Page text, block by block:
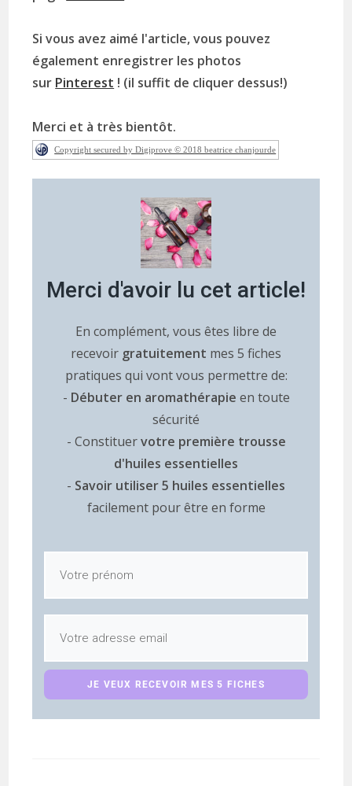
Si vous avez aimé l'article, vous pouvez
également enregistrer les photos
sur Pinterest ! (il suffit de cliquer dessus!)
Merci et à très bientôt.
Copyright secured by Digiprove © 2018 beatrice chanjourde
Merci d'avoir lu cet article!
En complément, vous êtes libre de
recevoir gratuitement mes 5 fiches
pratiques qui vont vous permettre de:
- Débuter en aromathérapie en toute
sécurité
- Constituervotre première trousse
d'huiles essentielles
- Savoir utiliser 5 huiles essentielles
facilement pour être en forme
JE VEUX RECEVOIR MES 5 FICHES